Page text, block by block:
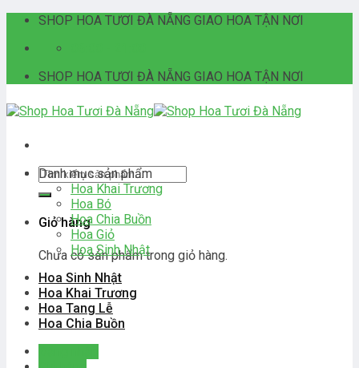
Skip
content
SHOP HOA TƯƠI ĐÀ NẴNG GIAO HOA TẬN NƠI
SHOP HOA TƯƠI ĐÀ NẴNG GIAO HOA TẬN NƠI
Tìm
kiếm:
Giỏ hàng
Chưa có sản phẩm trong giỏ hàng.
Danh mục sản phẩm
Hoa Khai Trương
Hoa Bó
Hoa Chia Buồn
Hoa Giỏ
Hoa Sinh Nhật
Hoa Sinh Nhật
Hoa Khai Trương
Hoa Tang Lễ
Hoa Chia Buồn